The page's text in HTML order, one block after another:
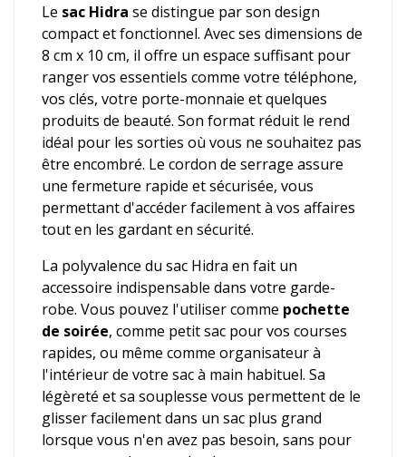
Le sac Hidra se distingue par son design
compact et fonctionnel. Avec ses dimensions de
8 cm x 10 cm, il offre un espace suffisant pour
ranger vos essentiels comme votre téléphone,
vos clés, votre porte-monnaie et quelques
produits de beauté. Son format réduit le rend
idéal pour les sorties où vous ne souhaitez pas
être encombré. Le cordon de serrage assure
une fermeture rapide et sécurisée, vous
permettant d'accéder facilement à vos affaires
tout en les gardant en sécurité.
La polyvalence du sac Hidra en fait un
accessoire indispensable dans votre garde-
robe. Vous pouvez l'utiliser comme pochette
de soirée, comme petit sac pour vos courses
rapides, ou même comme organisateur à
l'intérieur de votre sac à main habituel. Sa
légèreté et sa souplesse vous permettent de le
glisser facilement dans un sac plus grand
lorsque vous n'en avez pas besoin, sans pour